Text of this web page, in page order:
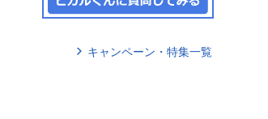
キャンペーン・特集一覧